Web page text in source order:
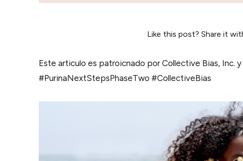
Like this post? Share it
Este articulo es patroicnado por Collective Bias, Inc.
#PurinaNextStepsPhaseTwo #CollectiveBias